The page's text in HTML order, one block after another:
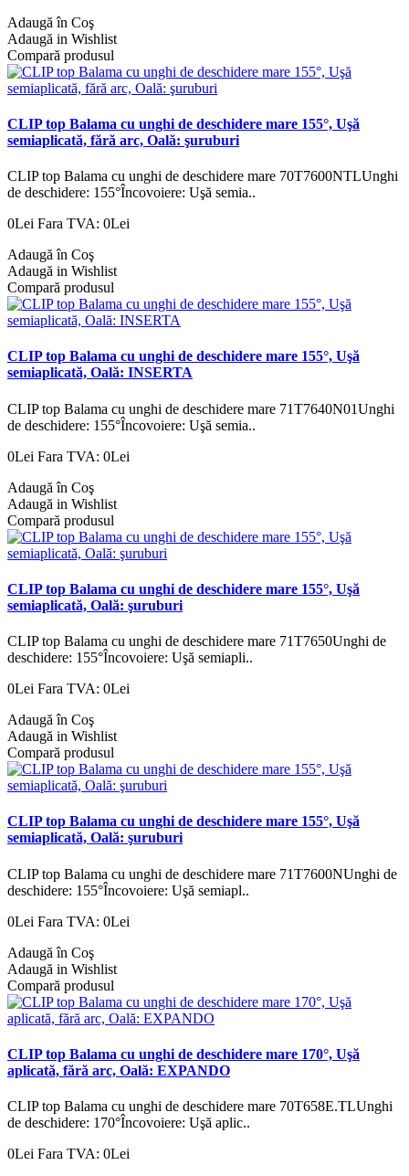
Adaugă în Coş
Adaugă in Wishlist
Compară produsul
CLIP top Balama cu unghi de deschidere mare 155°, Uşă
semiaplicată, fără arc, Oală: şuruburi
CLIP top Balama cu unghi de deschidere mare 70T7600NTLUnghi
de deschidere: 155°Încovoiere: Uşă semia..
0Lei Fara TVA: 0Lei
Adaugă în Coş
Adaugă in Wishlist
Compară produsul
CLIP top Balama cu unghi de deschidere mare 155°, Uşă
semiaplicată, Oală: INSERTA
CLIP top Balama cu unghi de deschidere mare 71T7640N01Unghi
de deschidere: 155°Încovoiere: Uşă semia..
0Lei Fara TVA: 0Lei
Adaugă în Coş
Adaugă in Wishlist
Compară produsul
CLIP top Balama cu unghi de deschidere mare 155°, Uşă
semiaplicată, Oală: şuruburi
CLIP top Balama cu unghi de deschidere mare 71T7650Unghi de
deschidere: 155°Încovoiere: Uşă semiapli..
0Lei Fara TVA: 0Lei
Adaugă în Coş
Adaugă in Wishlist
Compară produsul
CLIP top Balama cu unghi de deschidere mare 155°, Uşă
semiaplicată, Oală: şuruburi
CLIP top Balama cu unghi de deschidere mare 71T7600NUnghi de
deschidere: 155°Încovoiere: Uşă semiapl..
0Lei Fara TVA: 0Lei
Adaugă în Coş
Adaugă in Wishlist
Compară produsul
CLIP top Balama cu unghi de deschidere mare 170°, Uşă
aplicată, fără arc, Oală: EXPANDO
CLIP top Balama cu unghi de deschidere mare 70T658E.TLUnghi
de deschidere: 170°Încovoiere: Uşă aplic..
0Lei Fara TVA: 0Lei